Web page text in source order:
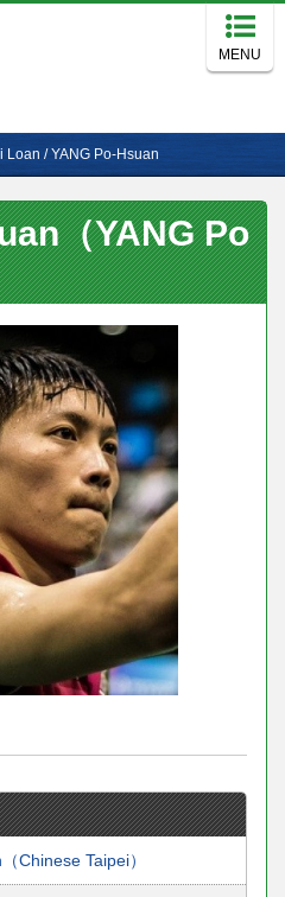
MENU
Loan /YANG Po-Hsuan
（YANG Po
Chinese Taipei）